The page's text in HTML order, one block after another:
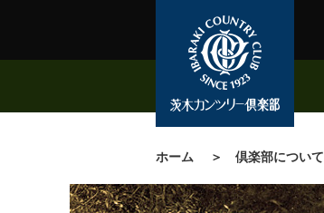
ホーム 倶楽部について